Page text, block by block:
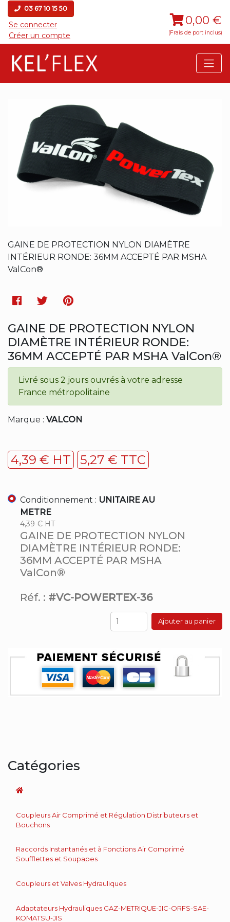
03 67 10 15 50
Se connecter
Créer un compte
0,00 €
(Frais de port inclus)
GAINE DE PROTECTION NYLON DIAMÈTRE
INTÉRIEUR RONDE: 36MM ACCEPTÉ PAR MSHA
ValCon®
Facebook
TwitterPinterest
GAINE DE PROTECTION NYLON
DIAMÈTRE INTÉRIEUR RONDE:
36MM ACCEPTÉ PAR MSHA ValCon®
Livré sous 2 jours ouvrés à votre adresse
France métropolitaine
Marque : VALCON
4,39 € HT 5,27 € TTC
Conditionnement : UNITAIRE AU
METRE
4,39 € HT
GAINE DE PROTECTION NYLON
DIAMÈTRE INTÉRIEUR RONDE:
36MM ACCEPTÉ PAR MSHA
ValCon®
Réf. : #VC-POWERTEX-36
Ajouter au panier
Catégories
Coupleurs Air Comprimé et Régulation Distributeurs et
Bouchons
Raccords Instantanés et à Fonctions Air Comprimé
Soufflettes et Soupapes
Coupleurs et Valves Hydrauliques
Adaptateurs Hydrauliques GAZ-METRIQUE-JIC-ORFS-SAE-
KOMATSU-JIS